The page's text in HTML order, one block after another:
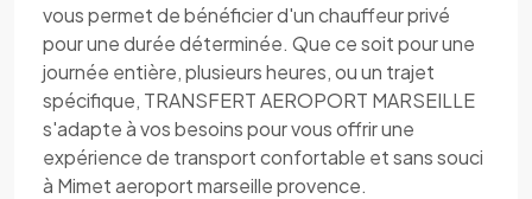
vous permet de bénéficier d'un chauffeur privé
pour une durée déterminée. Que ce soit pour une
journée entière, plusieurs heures, ou un trajet
spécifique, TRANSFERT AEROPORT MARSEILLE
s'adapte à vos besoins pour vous offrir une
expérience de transport confortable et sans souci
à Mimet aeroport marseille provence.